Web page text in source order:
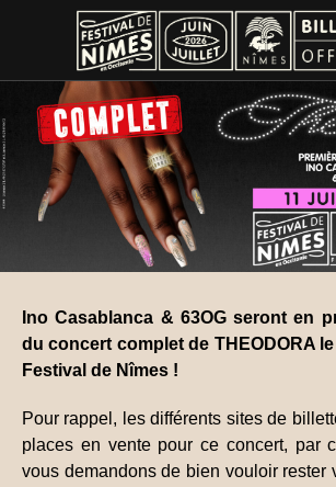
Ino Casablanca & 63OG seront en
du concert complet de THEODORA
Festival de Nîmes !
Pour rappel, les différents sites de
places en vente pour ce concert, par
vous demandons de bien vouloir rester